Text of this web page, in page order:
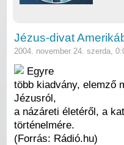
Jézus-divat
2004. november 24. szerda,
Egyre
több kiadvány, elemző
Jézusról,
a názáreti életéről, a
történelmére.
(Forrás: Rádió.hu)